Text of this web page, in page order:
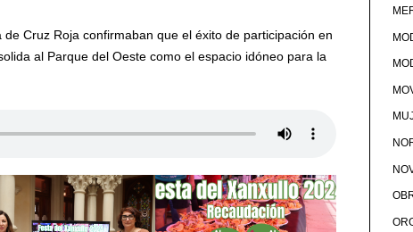
Cruz Roja confirmaban que el éxito de participación en
al Parque del Oeste como el espacio idóneo para la